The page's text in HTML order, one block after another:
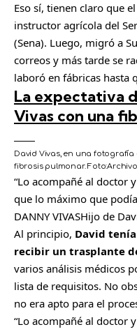
Eso sí, tienen claro que
instructor agrícola del
(Sena). Luego, migró a
correos y más tarde se
laboró en fábricas hasta
La expectativa
Vivas con una
David Vivas, en una
fibrosis pulmonar. Foto:
Lo acompañé al doctor
que lo máximo que
DANNY VIVASHijo de
Al principio, David
recibir un trasplante
varios análisis médicos
lista de requisitos. No
no era apto para el
“Lo acompañé al doctor